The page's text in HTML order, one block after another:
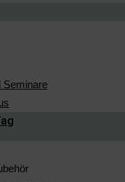
Seminare